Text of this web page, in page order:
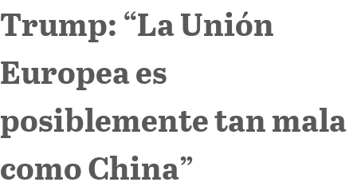
Colaboradores
Internacional
Cultura
Trump: “La Unión
Europea es
posiblemente tan mala
como China”